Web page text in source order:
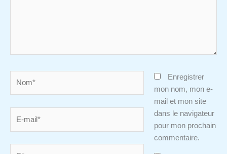
Enregistrer
mon nom, mon e-
mail et mon site
dans le navigateur
pour mon prochain
commentaire.